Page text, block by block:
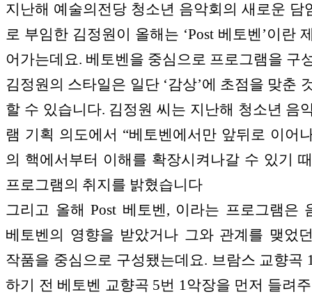
지난해 예술의전당 청소년 음악회의 새로운 담
로 부임한 김정원이 올해는 ‘Post 베토벤’이란
어가는데요. 베토벤을 중심으로 프로그램을 구
김정원의 스타일은 일단 ‘감상’에 초점을 맞춘
할 수 있습니다. 김정원 씨는 지난해 청소년 음
램 기획 의도에서 “베토벤에서만 앞뒤로 이어
의 핵에서부터 이해를 확장시켜나갈 수 있기
프로그램의 취지를 밝혔습니다
그리고 올해 Post 베토벤, 이라는 프로그램은
베토벤의 영향을 받았거나 그와 관계를 맺었
작품을 중심으로 구성됐는데요. 브람스 교향곡
하기 전 베토벤 교향곡 5번 1악장을 먼저 들려